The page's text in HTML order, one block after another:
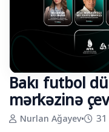
Bakı futbol
mərkəzinə
Nurlan Ağayev•